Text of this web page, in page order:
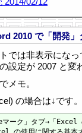
2010 で「開発」
では非表示にな
設定が 2007 と変
メモ。
の場合は↓です。
ーク」タブ→「Excel